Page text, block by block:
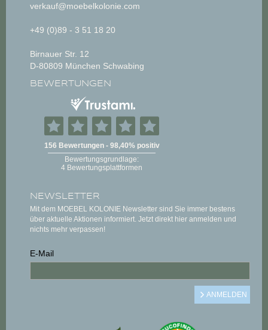
verkauf@moebelkolonie.com
+49 (0)89 - 3 51 18 20
Birnauer Str. 12
D-80809 München Schwabing
BEWERTUNGEN
NEWSLETTER
Mit dem MOEBEL KOLONIE Newsletter sind Sie immer bestens
über aktuelle Aktionen informiert. Jetzt direkt hier anmelden und
nichts mehr verpassen!
E-Mail